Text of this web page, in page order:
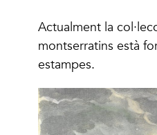
Actualment la
montserratins està
estampes.